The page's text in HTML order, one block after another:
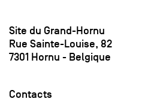
Site du Grand-Hornu
Rue Sainte-Louise, 82
7301 Hornu - Belgique
Contacts